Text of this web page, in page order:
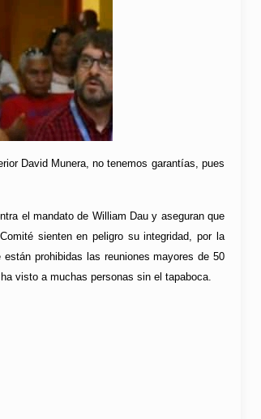
David Munera, no tenemos garantías, pues
el mandato de William Dau y aseguran que
sienten en peligro su integridad, por la
prohibidas las reuniones mayores de 50
visto a muchas personas sin el tapaboca.